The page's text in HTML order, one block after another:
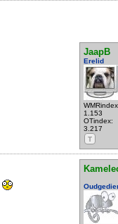
JaapB
Erelid
1.153
OTindex:
3.217
T